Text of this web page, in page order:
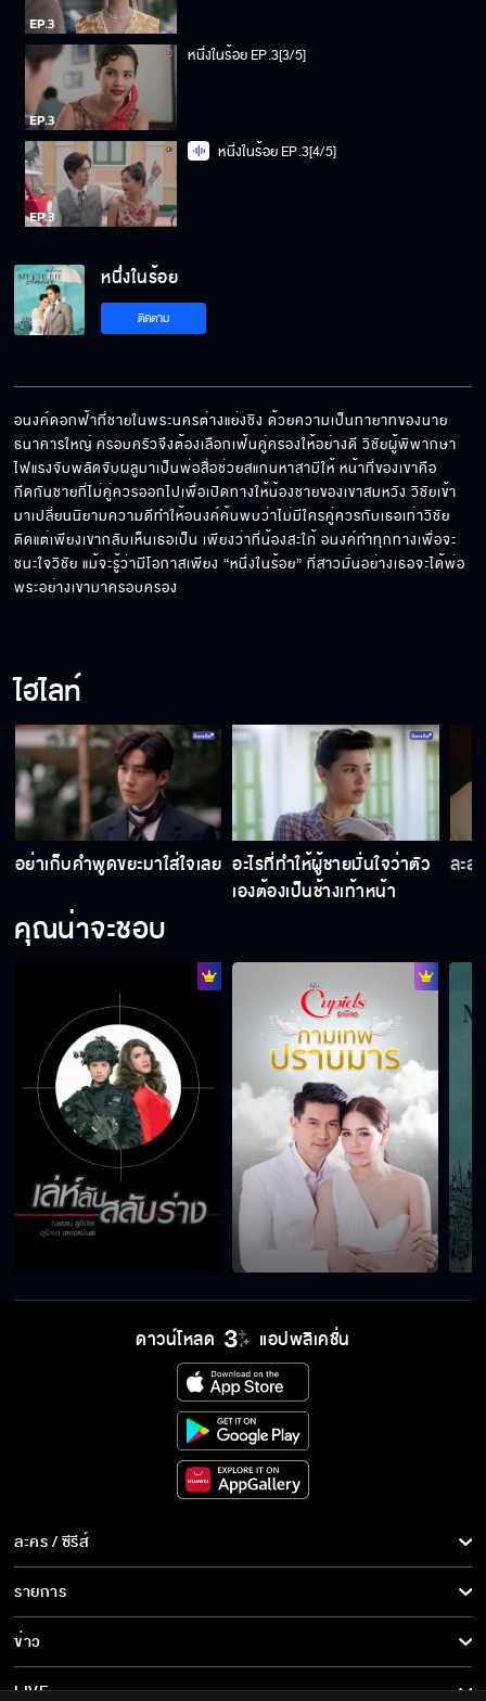
หนึ่งในร้อย EP.3[3/5]
หนึ่งในร้อย EP.3[4/5]
หนึ่งในร้อย
ติดตาม
อนงค์ดอกฟ้าที่ชายในพระนครต่างแย่งชิง ด้วยความเป็นทายาทของนาย
ธนาคารใหญ่ ครอบครัวจึงต้องเลือกเฟ้นคู่ครองให้อย่างดี วิชัยผู้พิพากษา
ไฟแรงจับพลัดจับผลูมาเป็นพ่อสื่อช่วยสแกนหาสามีให้ หน้าที่ของเขาคือ
กีดกันชายที่ไม่คู่ควรออกไปเพื่อเปิดทางให้น้องชายของเขาสมหวัง วิชัยเข้า
มาเปลี่ยนนิยามความดีทำให้อนงค์ค้นพบว่าไม่มีใครคู่ควรกับเธอเท่าวิชัย
ติดแต่เพียงเขากลับเห็นเธอเป็น เพียงว่าที่น้องสะใภ้ อนงค์ทำทุกทางเพื่อจะ
ชนะใจวิชัย แม้จะรู้ว่ามีโอกาสเพียง “หนึ่งในร้อย” ที่สาวมั่นอย่างเธอจะได้พ่อ
พระอย่างเขามาครอบครอง
ไฮไลท์
อย่าเก็บคำพูดขยะมาใส่ใจเลย อะไรที่ทำให้ผู้ชายมั่นใจว่าตัว
เองต้องเป็นช้างเท้าหน้า
ละส
คุณน่าจะชอบ
ดาวน์โหลด แอปพลิเคชั่น
ละคร / ซีรีส์
ละคร/ซีรีส์
ซีรีส์นานาชาติ
การ์ตูน & เกม
รายการ
รายการทั้งหมด
ข่าว
ข่าวทั้งหมด
LIVE